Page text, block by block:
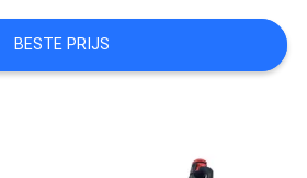
BESTE PRIJS